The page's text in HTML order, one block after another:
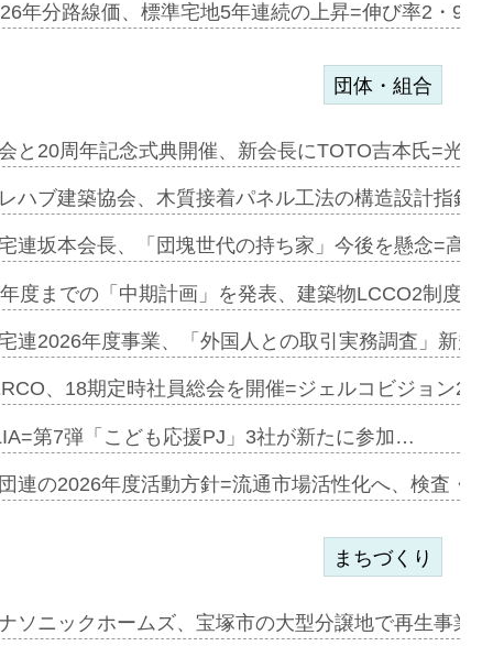
第1弾が開…
年分路線価、標準宅地5年連続の上昇=伸び率2・
加=リンナ…
見込む=…
開始=三協…
分譲M専用…
団体・組合
と20周年記念式典開催、新会長にTOTO吉本氏=光
ハブ建築協会、木質接着パネル工法の構造設計指針
連坂本会長、「団塊世代の持ち家」今後を懸念=高
度までの「中期計画」を発表、建築物LCCO2制度
連2026年度事業、「外国人との取引実務調査」新規
、18期定時社員総会を開催=ジェルコビジョン
第7弾「こども応援PJ」3社が新たに参加…
連の2026年度活動方針=流通市場活性化へ、検査・
ず=「物…
まちづくり
ソニックホームズ、宝塚市の大型分譲地で再生事業